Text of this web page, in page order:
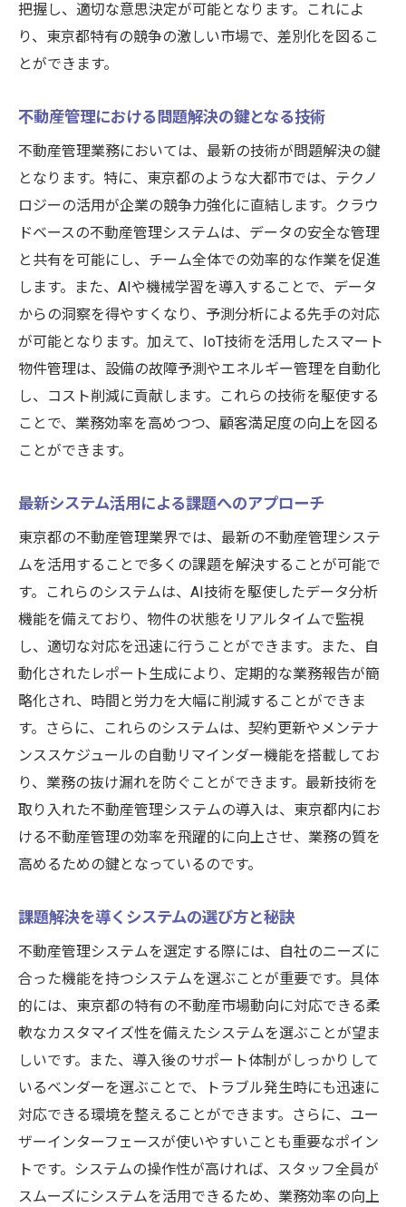
把握し、適切な意思決定が可能となります。これによ
り、東京都特有の競争の激しい市場で、差別化を図るこ
とができます。
不動産管理における問題解決の鍵となる技術
不動産管理業務においては、最新の技術が問題解決の鍵
となります。特に、東京都のような大都市では、テクノ
ロジーの活用が企業の競争力強化に直結します。クラウ
ドベースの不動産管理システムは、データの安全な管理
と共有を可能にし、チーム全体での効率的な作業を促進
します。また、AIや機械学習を導入することで、データ
からの洞察を得やすくなり、予測分析による先手の対応
が可能となります。加えて、IoT技術を活用したスマート
物件管理は、設備の故障予測やエネルギー管理を自動化
し、コスト削減に貢献します。これらの技術を駆使する
ことで、業務効率を高めつつ、顧客満足度の向上を図る
ことができます。
最新システム活用による課題へのアプローチ
東京都の不動産管理業界では、最新の不動産管理システ
ムを活用することで多くの課題を解決することが可能で
す。これらのシステムは、AI技術を駆使したデータ分析
機能を備えており、物件の状態をリアルタイムで監視
し、適切な対応を迅速に行うことができます。また、自
動化されたレポート生成により、定期的な業務報告が簡
略化され、時間と労力を大幅に削減することができま
す。さらに、これらのシステムは、契約更新やメンテナ
ンススケジュールの自動リマインダー機能を搭載してお
り、業務の抜け漏れを防ぐことができます。最新技術を
取り入れた不動産管理システムの導入は、東京都内にお
ける不動産管理の効率を飛躍的に向上させ、業務の質を
高めるための鍵となっているのです。
課題解決を導くシステムの選び方と秘訣
不動産管理システムを選定する際には、自社のニーズに
合った機能を持つシステムを選ぶことが重要です。具体
的には、東京都の特有の不動産市場動向に対応できる柔
軟なカスタマイズ性を備えたシステムを選ぶことが望ま
しいです。また、導入後のサポート体制がしっかりして
いるベンダーを選ぶことで、トラブル発生時にも迅速に
対応できる環境を整えることができます。さらに、ユー
ザーインターフェースが使いやすいことも重要なポイン
トです。システムの操作性が高ければ、スタッフ全員が
スムーズにシステムを活用できるため、業務効率の向上